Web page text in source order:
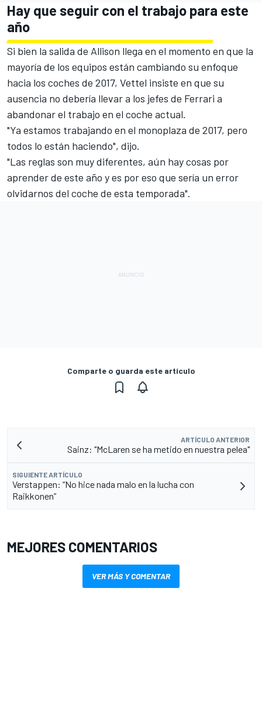
Hay que seguir con el trabajo para este
año
Si bien la salida de Allison llega en el momento en que la
mayoría de los equipos están cambiando su enfoque
hacia los coches de 2017, Vettel insiste en que su
ausencia no debería llevar a los jefes de Ferrari a
abandonar el trabajo en el coche actual.
"Ya estamos trabajando en el monoplaza de 2017, pero
todos lo están haciendo", dijo.
"Las reglas son muy diferentes, aún hay cosas por
aprender de este año y es por eso que sería un error
olvidarnos del coche de esta temporada".
Comparte o guarda este artículo
ARTÍCULO ANTERIOR
Sainz: "McLaren se ha metido en nuestra pelea"
SIGUIENTE ARTÍCULO
Verstappen: “No hice nada malo en la lucha con
Raikkonen”
MEJORES COMENTARIOS
VER MÁS Y COMENTAR